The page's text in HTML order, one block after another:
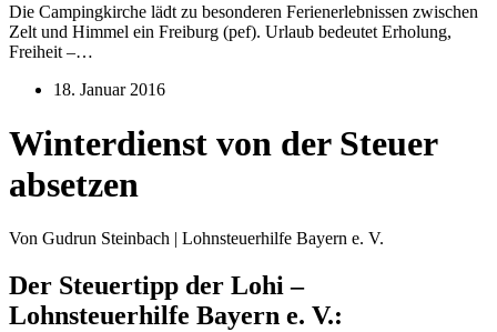
Die Campingkirche lädt zu besonderen Ferienerlebnissen zwischen
Zelt und Himmel ein Freiburg (pef). Urlaub bedeutet Erholung,
Freiheit –…
18. Januar 2016
Winterdienst von der Steuer
absetzen
Von Gudrun Steinbach | Lohnsteuerhilfe Bayern e. V.
Der Steuertipp der Lohi –
Lohnsteuerhilfe Bayern e. V.: